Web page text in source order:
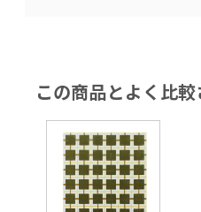
この商品とよく比